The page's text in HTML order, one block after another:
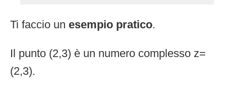
Ti faccio un esempio pratico.
Il punto (2,3) è un numero complesso z=
(2,3).